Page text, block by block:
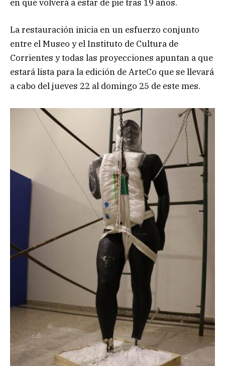
en que volverá a estar de pie tras 19 años.
La restauración inicia en un esfuerzo conjunto
entre el Museo y el Instituto de Cultura de
Corrientes y todas las proyecciones apuntan a que
estará lista para la edición de ArteCo que se llevará
a cabo del jueves 22 al domingo 25 de este mes.